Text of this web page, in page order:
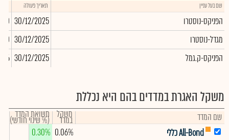
שם בעל עניין תאריך פעולה
הפניקס-נוסטרו 30/12/2025
מגדל-נוסטרו
30/12/2025
הפניקס-ק.גמל
30/12/2025
משקל האגרת במדדים בהם היא נכללת
שם המדד משקל
במדד תשואת המדד
(% שינוי חודשי)
All-Bond כללי
0.06%
0.30%